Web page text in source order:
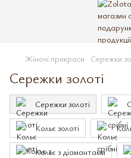
Жіночі прикраси Сережки
Сережки золоті
Сережки золоті
Кольє золоті
Кольє з діамантами